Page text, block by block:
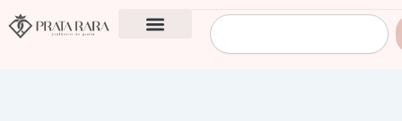
para
Pesquisar